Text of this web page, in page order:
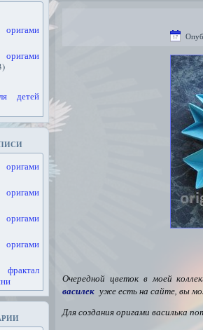
детей
Очередной цветок в моей
василек уже есть на сайте, вы
Для создания оригами василька